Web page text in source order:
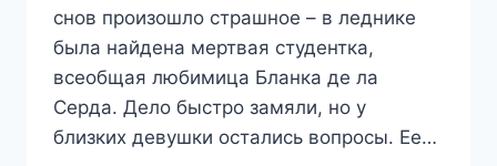
снов произошло страшное – в леднике
была найдена мертвая студентка,
всеобщая любимица Бланка де ла
Серда. Дело быстро замяли, но у
близких девушки остались вопросы. Ее…